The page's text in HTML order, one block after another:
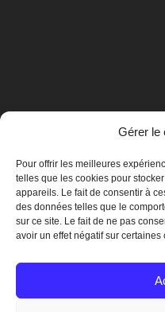
Gérer le
Pour offrir les meilleures
telles que les cookies pour
appareils. Le fait de consentir à
des données telles que le
sur ce site. Le fait de ne pas
avoir un effet négatif sur
Mentions légales